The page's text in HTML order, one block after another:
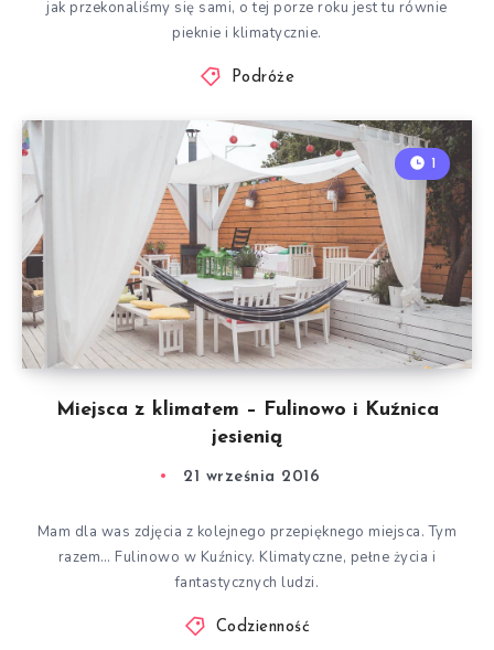
jak przekonaliśmy się sami, o tej porze roku jest tu równie
pieknie i klimatycznie.
Podróże
Miejsca z klimatem – Fulinowo i Kuźnica
jesienią
1
21 września 2016
Mam dla was zdjęcia z kolejnego przepięknego miejsca. Tym
razem… Fulinowo w Kuźnicy. Klimatyczne, pełne życia i
fantastycznych ludzi.
Codzienność